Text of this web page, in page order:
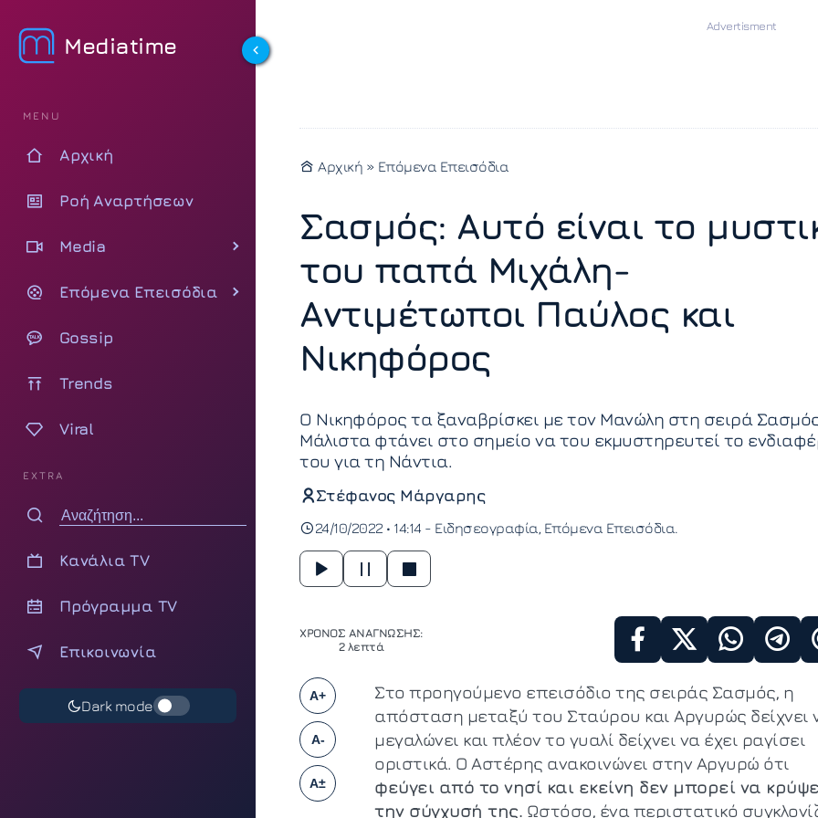
Mediatime
MENU
Αρχική
Ροή Αναρτήσεων
Media
Επόμενα Επεισόδια
Gossip
Trends
Viral
EXTRA
Κανάλια TV
Πρόγραμμα TV
Επικοινωνία
Dark mode
Αρχική » Επόμενα Επεισόδια
Σασμός: Αυτό είναι το
του παπά Μιχάλη-
Αντιμέτωποι Παύλος και
Νικηφόρος
Ο Νικηφόρος τα ξαναβρίσκει με τον Μανώλη στη σειρά
Μάλιστα φτάνει στο σημείο να του εκμυστηρευτεί το
του για τη Νάντια.
Στέφανος Μάργαρης
24/10/2022 • 14:14 - Ειδησεογραφία Επόμενα Επεισόδια
ΧΡΟΝΟΣ ΑΝΑΓΝΩΣΗΣ:
2 λεπτά
A+
A-
A±
Στο προηγούμενο επεισόδιο της σειράς Σασμός, η
απόσταση μεταξύ του Σταύρου και Αργυρώς δείχνει
μεγαλώνει και πλέον το γυαλί δείχνει να έχει ραγίσει
οριστικά. Ο Αστέρης ανακοινώνει στην Αργυρώ ότι
φεύγει από το νησί και εκείνη δεν μπορεί να
την σύγχυσή της. Ωστόσο, ένα περιστατικό